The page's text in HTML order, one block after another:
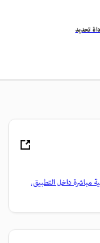
تحديد
مباشرة داخل التطبيق.